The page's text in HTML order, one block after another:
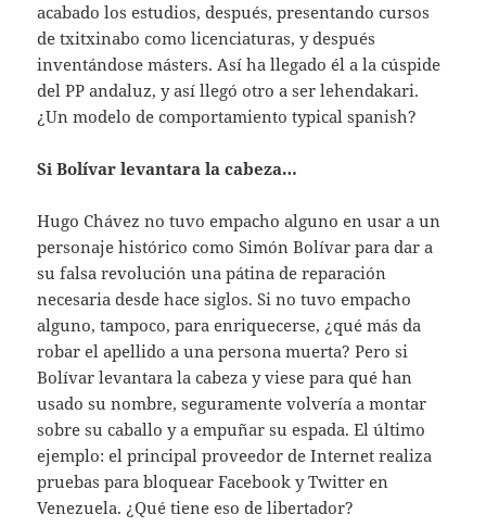
acabado los estudios, después, presentando cursos
de txitxinabo como licenciaturas, y después
inventándose másters. Así ha llegado él a la cúspide
del PP andaluz, y así llegó otro a ser lehendakari.
¿Un modelo de comportamiento typical spanish?
Si Bolívar levantara la cabeza…
Hugo Chávez no tuvo empacho alguno en usar a un
personaje histórico como Simón Bolívar para dar a
su falsa revolución una pátina de reparación
necesaria desde hace siglos. Si no tuvo empacho
alguno, tampoco, para enriquecerse, ¿qué más da
robar el apellido a una persona muerta? Pero si
Bolívar levantara la cabeza y viese para qué han
usado su nombre, seguramente volvería a montar
sobre su caballo y a empuñar su espada. El último
ejemplo: el principal proveedor de Internet realiza
pruebas para bloquear Facebook y Twitter en
Venezuela. ¿Qué tiene eso de libertador?